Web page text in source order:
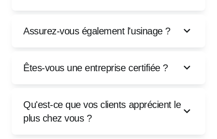
Assurez-vous également l'usinage ?
Êtes-vous une entreprise certifiée ?
Qu'est-ce que vos clients apprécient le
plus chez vous ?